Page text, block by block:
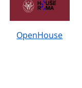
OpenHouse